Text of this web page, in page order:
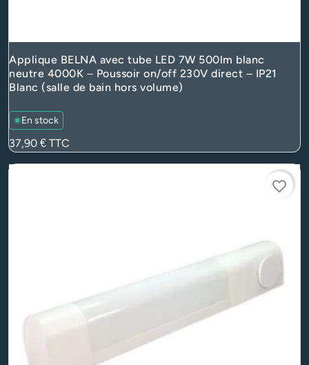
Applique BELNA avec tube LED 7W 500lm blanc
neutre 4000K – Poussoir on/off 230V direct – IP21
Blanc (salle de bain hors volume)
En stock
Prix
37,90 € TTC
favorite_border